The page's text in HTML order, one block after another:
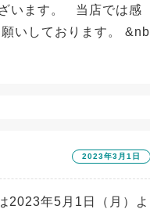
います。 当店では感
いしております。 &nb
2023年3月1日
2023年5月1日（月）よ